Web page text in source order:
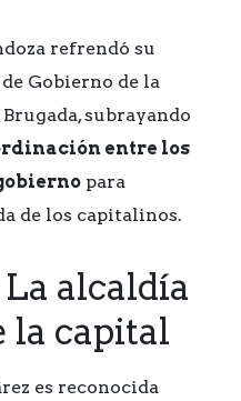
refrendó su
Gobierno de la
subrayando
entre los
para
de los capitalinos.
alcaldía
la capital
es reconocida